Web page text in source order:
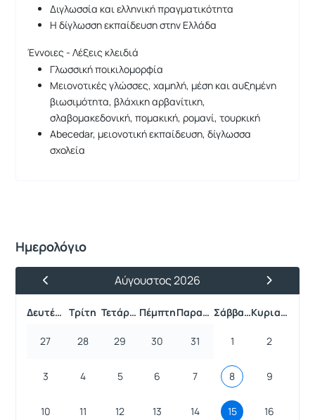
Διγλωσσία και ελληνική πραγματικότητα
Η δίγλωσση εκπαίδευση στην Ελλάδα
Έννοιες - Λέξεις κλειδιά
Γλωσσική ποικιλομορφία
Μειονοτικές γλώσσες, χαμηλή, μέση και αυξημένη
βιωσιμότητα, βλάχικη αρβανίτικη,
σλαβομακεδονική, πομακική, ρομανί, τουρκική
Abecedar, μειονοτική εκπαίδευση, δίγλωσσα
σχολεία
Ημερολόγιο
Προηγούμενος ΜήναςΑύγουστος 2026
Επόμενος
Δευτέρα Τρίτη Τετάρτη Πέμπτη Παρασκευή Σάββατο Κυριακή
27 28 29 30 31 1 2
3 4 5 6 7 8 9
10 11 12 13 14 15 16